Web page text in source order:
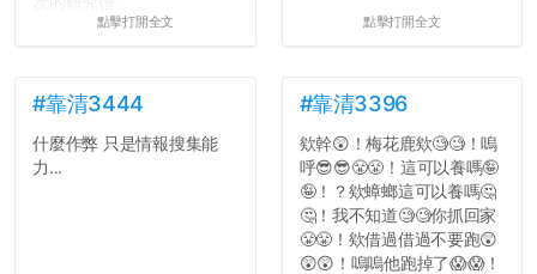
點擊打開全文 點擊打開全文
#靠清3444
什麼作弊 只是情報搜集能
力...
#靠清3396
欸幹😲！梅花鹿欸🧐🧐！嗚
呼😎😎😤😤！這可以養嗎🤪
🤪！？欸蟑螂這可以養嗎🤔
🤔！我不知道🧐🧐你抓回家
😤😤！欸借過借過不要跑😲
😲😲！嗚嗚他跑掉了😱😱！